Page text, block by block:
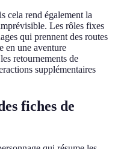
cela rend également la
Les rôles fixes
qui prennent des routes
en une aventure
retournements de
supplémentaires
fiches de